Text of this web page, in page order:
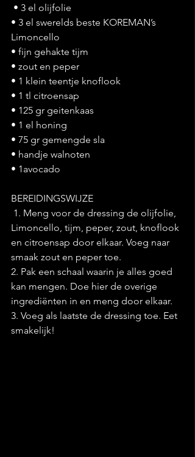
• 3 el olijfolie
• 3 el swerelds beste KOREMAN’s
Limoncello
• fijn gehakte tijm
• zout en peper
• 1 klein teentje knoflook
• 1 tl citroensap
• 125 gr geitenkaas
• 1 el honing
• 75 gr gemengde sla
• handje walnoten
• 1avocado
BEREIDINGSWIJZE
Limoncello, tijm, peper, zout, knoflook
en citroensap door elkaar. Voeg naar
smaak zout en peper toe.
2. Pak een schaal waarin je alles goed
kan mengen. Doe hier de overige
ingrediënten in en meng door elkaar.
3. Voeg als laatste de dressing toe. Eet
smakelijk!